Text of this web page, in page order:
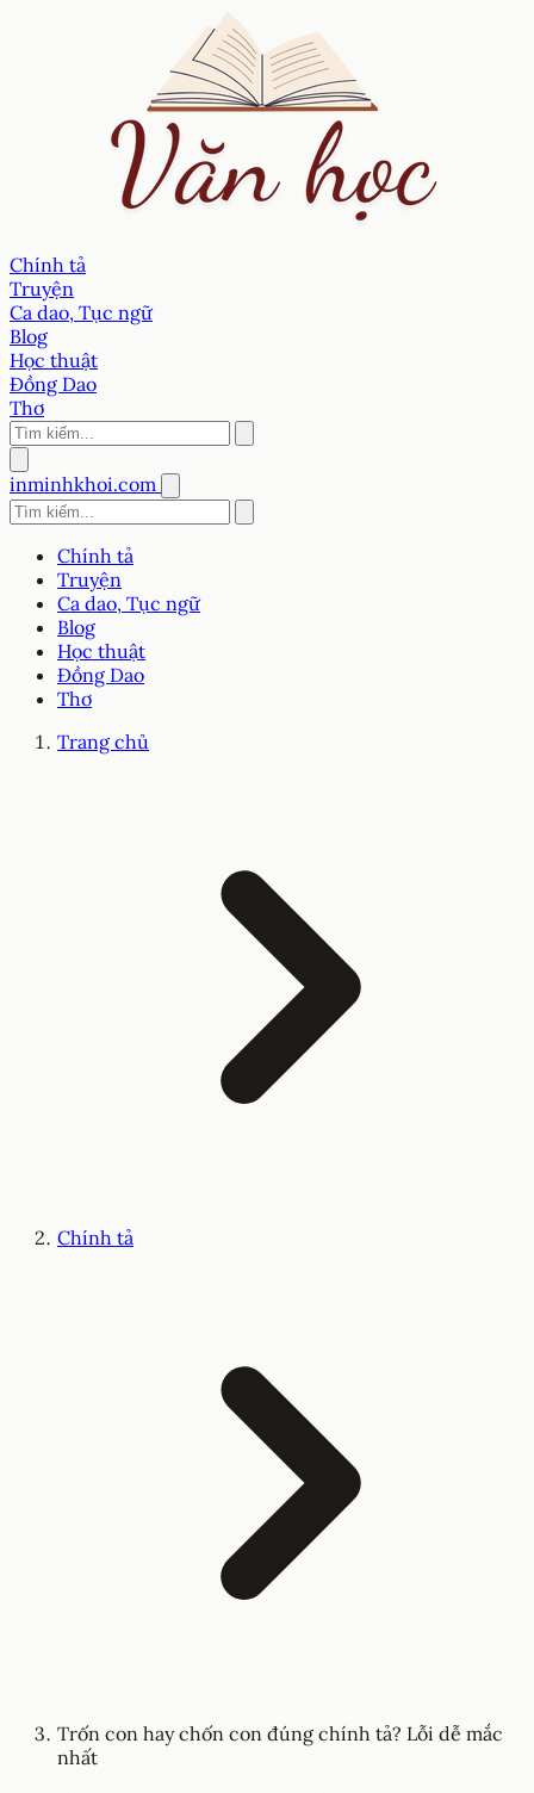
Chính tả
Truyện
Ca dao, Tục ngữ
Blog
Học thuật
Đồng Dao
Thơ
inminhkhoi.com
Chính tả
Truyện
Ca dao, Tục ngữ
Blog
Học thuật
Đồng Dao
Thơ
Trang chủ
Chính tả
Trốn con hay chốn con đúng chính tả? Lỗi dễ mắc
nhất